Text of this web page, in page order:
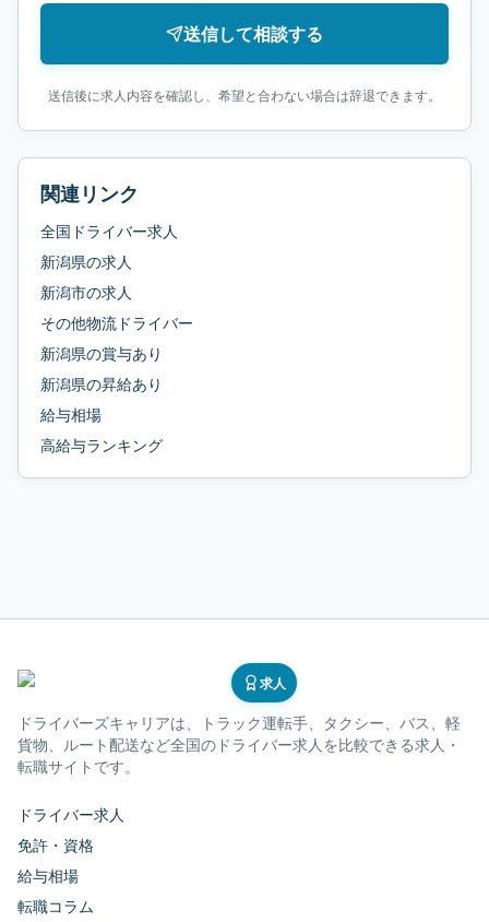
送信して相談する
送信後に求人内容を確認し、希望と合わない場合は辞退できます。
関連リンク
全国ドライバー求人
新潟県の求人
新潟市の求人
その他物流ドライバー
新潟県の賞与あり
新潟県の昇給あり
給与相場
高給与ランキング
求人
ドライバーズキャリアは、トラック運転手、タクシー、バス、軽
貨物、ルート配送など全国のドライバー求人を比較できる求人・
転職サイトです。
ドライバー求人
免許・資格
給与相場
転職コラム